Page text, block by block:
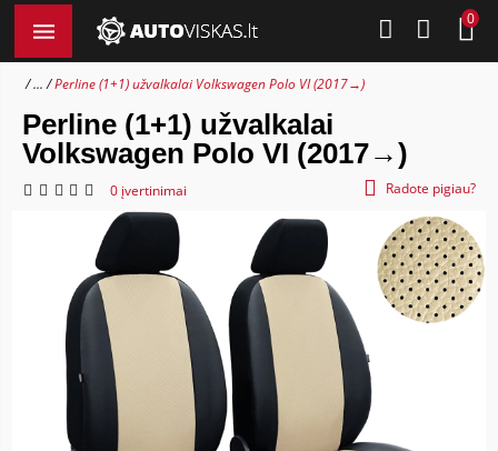
0
... Perline (1+1) užvalkalai Volkswagen Polo VI (2017→)
Perline (1+1) užvalkalai
Volkswagen Polo VI (2017→)
0 įvertinimai Radote pigiau?